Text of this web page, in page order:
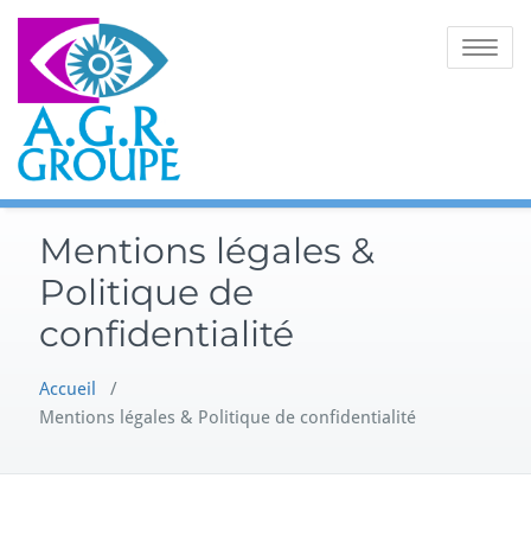
content
Toggle
Mentions légales &
Politique de
confidentialité
Accueil
/
Mentions légales & Politique de confidentialité